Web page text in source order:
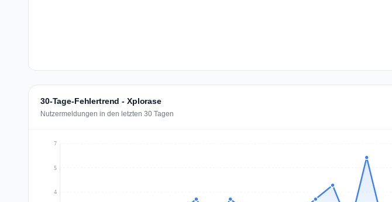
30-Tage-Fehlertrend - Xplorase
Nutzermeldungen in den letzten 30 Tagen
4
5
7